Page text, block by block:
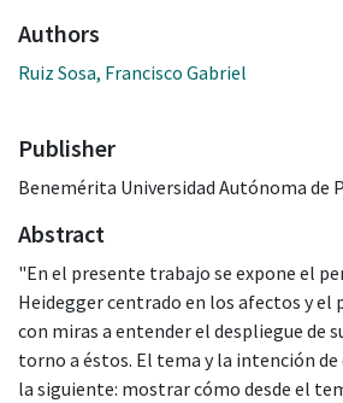
Authors
Ruiz Sosa, Francisco Gabriel
Publisher
Benemérita Universidad Autónoma de
Abstract
"En el presente trabajo se expone el
Heidegger centrado en los afectos y
con miras a entender el despliegue de
torno a éstos. El tema y la intención
la siguiente: mostrar cómo desde el